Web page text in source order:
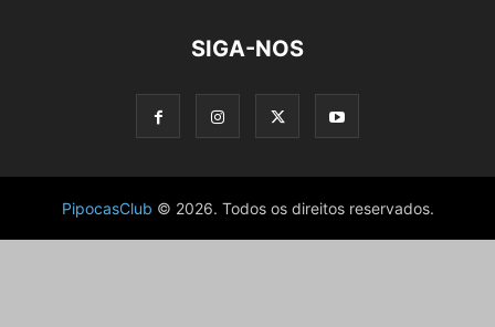
SIGA-NOS
PipocasClub © 2026. Todos os direitos reservados.